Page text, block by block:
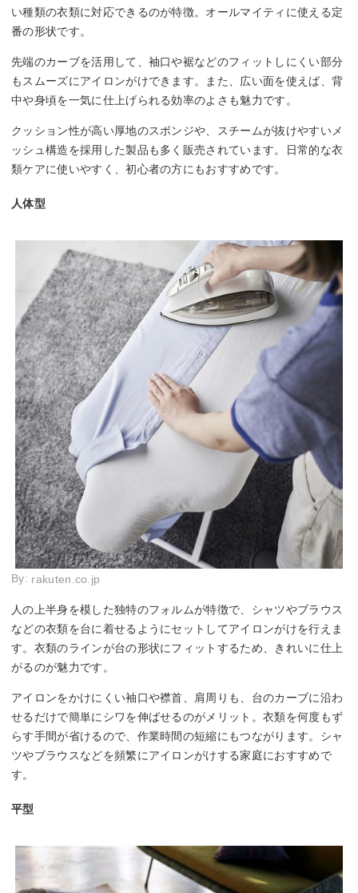
い種類の衣類に対応できるのが特徴。オールマイティに使える定
番の形状です。
先端のカーブを活用して、袖口や裾などのフィットしにくい部分
もスムーズにアイロンがけできます。また、広い面を使えば、背
中や身頃を一気に仕上げられる効率のよさも魅力です。
クッション性が高い厚地のスポンジや、スチームが抜けやすいメ
ッシュ構造を採用した製品も多く販売されています。日常的な衣
類ケアに使いやすく、初心者の方にもおすすめです。
人体型
By: rakuten.co.jp
人の上半身を模した独特のフォルムが特徴で、シャツやブラウス
などの衣類を台に着せるようにセットしてアイロンがけを行えま
す。衣類のラインが台の形状にフィットするため、きれいに仕上
がるのが魅力です。
アイロンをかけにくい袖口や襟首、肩周りも、台のカーブに沿わ
せるだけで簡単にシワを伸ばせるのがメリット。衣類を何度もず
らす手間が省けるので、作業時間の短縮にもつながります。シャ
ツやブラウスなどを頻繁にアイロンがけする家庭におすすめで
す。
平型